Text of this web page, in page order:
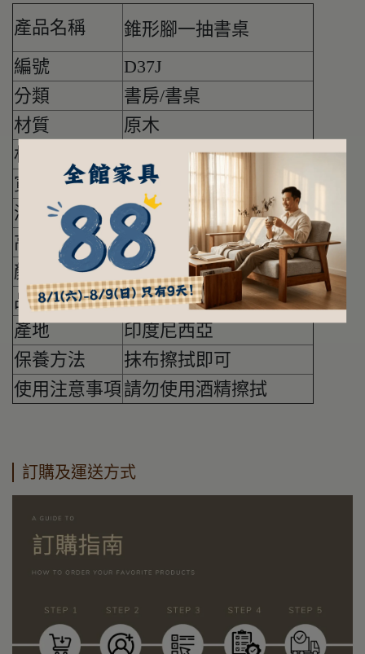
產品名稱
錐形腳一抽書桌
編號
D37J
分類
書房/書桌
材質
原木
材質說明
100%柚木
寬度(公分)
110
深度(公分)
60
高度(公分)
75
顏色
柚木色
品牌
惟寓設計傢俬WayCASA
產地
印度尼西亞
保養方法
抹布擦拭即可
使用注意事項 請勿使用酒精擦拭
訂購及運送方式